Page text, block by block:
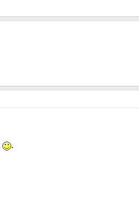
.